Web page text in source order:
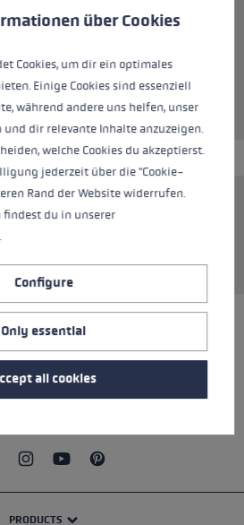
Belt is not only suitable
drink, but also for carrying
PRODUCTS
give you the best possible experience.
über Cookies
Cookies, um dir ein optimales
Einige Cookies sind essenziell
während andere uns helfen, unser
und dir relevante Inhalte anzuzeigen.
welche Cookies du akzeptierst.
jederzeit über die "Cookie-
Rand der Website widerrufen.
du in unserer
.
Configure
Only essential
all cookies